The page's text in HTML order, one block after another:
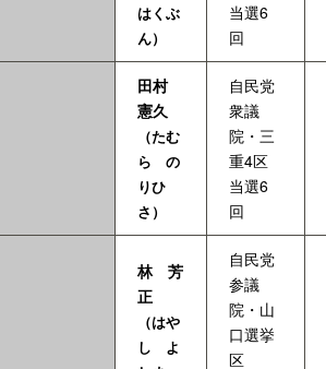
はくぶ
ん）
当選6
回
田村
憲久
（たむ
ら の
りひ
さ）
自民党
衆議
院・三
重4区
当選6
回
林 芳
正
（はや
し よ
自民党
参議
院・山
口選挙
区